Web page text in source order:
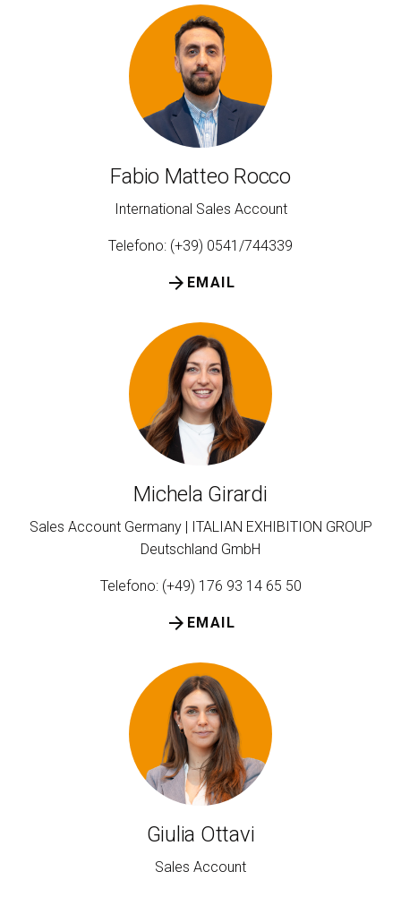
Fabio Matteo Rocco
International Sales Account
Telefono: (+39) 0541/744339
EMAIL
arrow_forward
Michela Girardi
Sales Account Germany | ITALIAN EXHIBITION GROUP
Deutschland GmbH
Telefono: (+49) 176 93 14 65 50
EMAIL
arrow_forward
Giulia Ottavi
Sales Account